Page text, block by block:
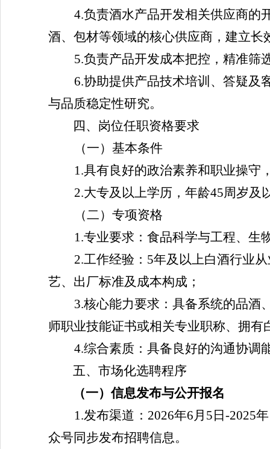
4.负责酒水产品开发相关供应商的
酒、包材等领域的核心供应商，建立
5.负责产品开发成本把控，精准筛
6.协助提供产品技术培训、答疑及
与品质稳定性研究。
四、岗位任职资格要求
（一）基本条件
1.具有良好的政治素养和职业操守
2.大专及以上学历，年龄45周岁及
（二）专项资格
1.专业要求：食品科学与工程、生
2.工作经验：5年及以上白酒行业
艺、出厂标准及成本构成；
3.核心能力要求：具备系统的品酒
师职业技能证书或相关专业职称、拥
4.综合素质：具备良好的沟通协调
五、市场化选聘程序
（一）信息发布与公开报名
1.发布渠道： 2026年6月5日-2025
众号同步发布招聘信息。